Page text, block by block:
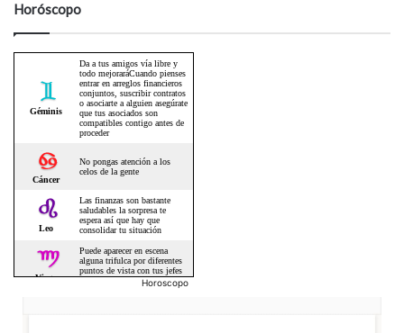
Horóscopo
Horoscopo